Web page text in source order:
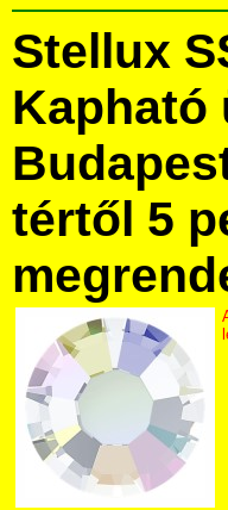
Stellux
Kapható
tértől 5